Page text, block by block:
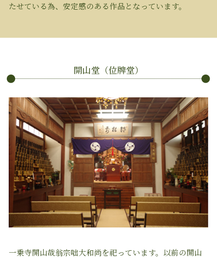
たせている為、安定感のある作品となっています。
開山堂（位牌堂）
一乗寺開山哉翁宗咄大和尚を祀っています。以前の開山